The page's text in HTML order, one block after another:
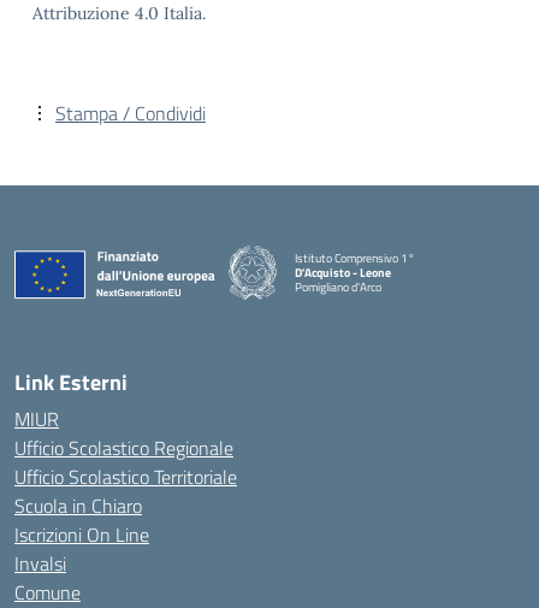
Attribuzione 4.0 Italia.
Stampa / Condividi
Istituto Comprensivo 1°
D'Acquisto - Leone
Pomigliano d'Arco
— Visita la pagina iniziale della scuola
Link Esterni
MIUR
Ufficio Scolastico Regionale
Ufficio Scolastico Territoriale
Scuola in Chiaro
Iscrizioni On Line
Invalsi
Comune